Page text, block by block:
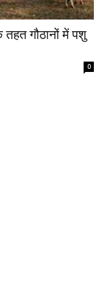
गौठानों में पशु
0